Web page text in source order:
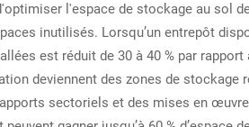
l'espace de stockage au sol
inutilisés. Lorsqu’un entrepôt
est réduit de 30 à 40 % par
deviennent des zones de stockage
sectoriels et des mises en